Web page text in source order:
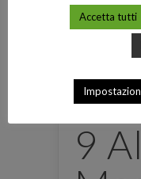
9
Accetta tutti